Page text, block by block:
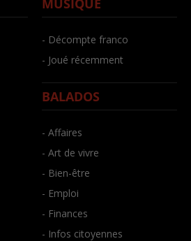
- Décompte franco
- Joué récemment
BALADOS
- Affaires
- Art de vivre
- Bien-être
- Emploi
- Finances
- Infos citoyennes